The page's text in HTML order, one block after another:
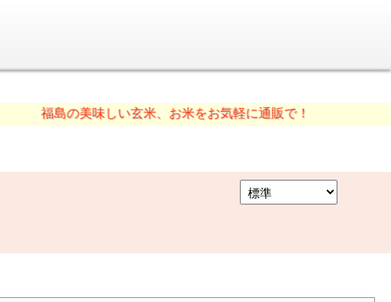
島の美味しい玄米、お米をお気軽に通販で！